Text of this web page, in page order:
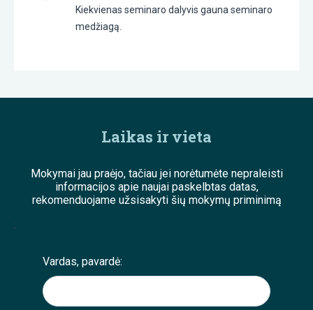
Kiekvienas seminaro dalyvis gauna seminaro
medžiagą.
Laikas ir vieta
Mokymai jau praėjo, tačiau jei norėtumėte nepraleisti
informacijos apie naujai paskelbtas datas,
rekomenduojame užsisakyti šių mokymų priminimą
;
Vardas, pavardė: